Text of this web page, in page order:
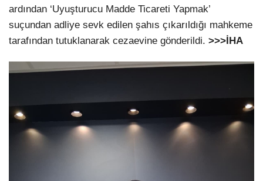
ardından ‘Uyuşturucu Madde Ticareti Yapmak’
suçundan adliye sevk edilen şahıs çıkarıldığı mahkeme
tarafından tutuklanarak cezaevine gönderildi. >>>İHA